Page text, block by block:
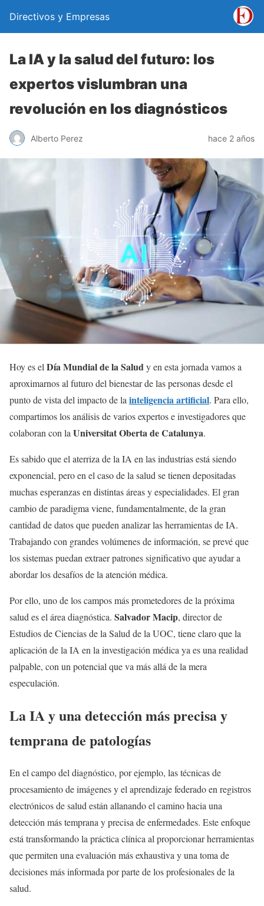
Directivos y Empresas
La IA y la salud del futuro: los
expertos vislumbran una
revolución en los diagnósticos
Alberto Perez hace 2 años
Hoy es el Día Mundial de la Saludy en esta jornada vamos a
aproximarnos al futuro del bienestar de las personas desde el
punto de vista del impacto de la inteligencia artificial. Para ello,
compartimos los análisis de varios expertos e investigadores que
colaboran con la Universitat Oberta de Catalunya.
Es sabido que el aterriza de la IA en las industrias está siendo
exponencial, pero en el caso de la salud se tienen depositadas
muchas esperanzas en distintas áreas y especialidades. El gran
cambio de paradigma viene, fundamentalmente, de la gran
cantidad de datos que pueden analizar las herramientas de IA.
Trabajando con grandes volúmenes de información, se prevé que
los sistemas puedan extraer patrones significativo que ayudar a
abordar los desafíos de la atención médica.
Por ello, uno de los campos más prometedores de la próxima
salud es el área diagnóstica. Salvador Macip, director de
Estudios de Ciencias de la Salud de la UOC, tiene claro que la
aplicación de la IA en la investigación médica ya es una realidad
palpable, con un potencial que va más allá de la mera
especulación.
La IA y una detección más precisa y
temprana de patologías
En el campo del diagnóstico, por ejemplo, las técnicas de
procesamiento de imágenes y el aprendizaje federado en registros
electrónicos de salud están allanando el camino hacia una
detección más temprana y precisa de enfermedades. Este enfoque
está transformando la práctica clínica al proporcionar herramientas
que permiten una evaluación más exhaustiva y una toma de
decisiones más informada por parte de los profesionales de la
salud.